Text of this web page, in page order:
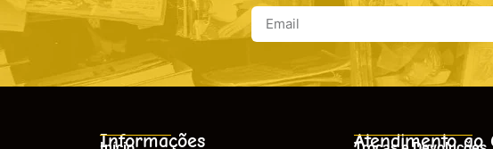
Informações Atendimento ao